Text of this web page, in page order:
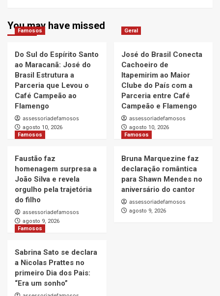
You may have missed
Famosos
Do Sul do Espírito Santo
ao Maracanã: José do
Brasil Estrutura a
Parceria que Levou o
Café Campeão ao
Flamengo
assessoriadefamosos
agosto 10, 2026
Geral
José do Brasil Conecta
Cachoeiro de
Itapemirim ao Maior
Clube do País com a
Parceria entre Café
Campeão e Flamengo
assessoriadefamosos
agosto 10, 2026
Famosos
Faustão faz
homenagem surpresa a
João Silva e revela
orgulho pela trajetória
do filho
assessoriadefamosos
agosto 9, 2026
Famosos
Bruna Marquezine faz
declaração romântica
para Shawn Mendes no
aniversário do cantor
assessoriadefamosos
agosto 9, 2026
Famosos
Sabrina Sato se declara
a Nicolas Prattes no
primeiro Dia dos Pais:
“Era um sonho”